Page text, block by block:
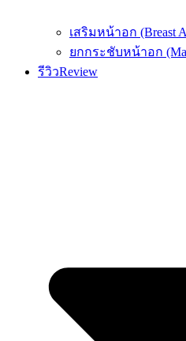
เสริมหน้าอก (Breast
ยกกระชับหน้าอก
รีวิวReview